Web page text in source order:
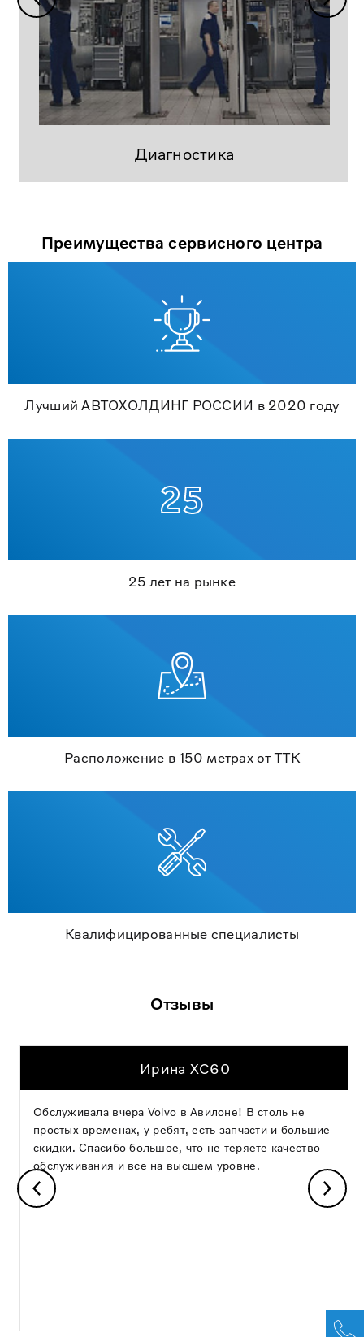
Диагностика
Преимущества сервисного центра
Лучший АВТОХОЛДИНГ РОССИИ в 2020 году
25 лет на рынке
Расположение в 150 метрах от ТТК
Квалифицированные специалисты
Отзывы
Ирина XC60
Обслуживала вчера Volvo в Авилоне! В столь не
простых временах, у ребят, есть запчасти и большие
скидки. Спасибо большое, что не теряете качество
обслуживания и все на высшем уровне.